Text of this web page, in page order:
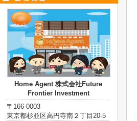
Home Agent 株式会社Future
Frontier Investment
〒166-0003
東京都杉並区高円寺南２丁目20-5